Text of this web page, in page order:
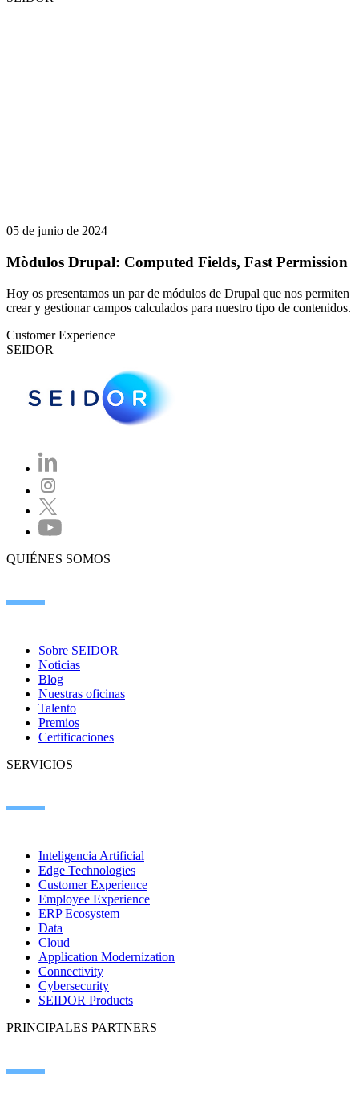
05 de junio de 2024
Mòdulos Drupal: Computed Fields, Fast Permission
Hoy os presentamos un par de módulos de Drupal que nos permiten
crear y gestionar campos calculados para nuestro tipo de contenidos.
Customer Experience
SEIDOR
QUIÉNES SOMOS
Sobre SEIDOR
Noticias
Blog
Nuestras oficinas
Talento
Premios
Certificaciones
SERVICIOS
Inteligencia Artificial
Edge Technologies
Customer Experience
Employee Experience
ERP Ecosystem
Data
Cloud
Application Modernization
Connectivity
Cybersecurity
SEIDOR Products
PRINCIPALES PARTNERS